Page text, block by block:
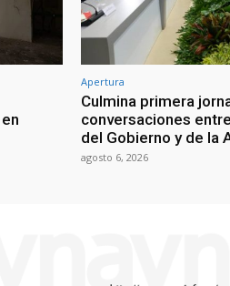
Apertura
Culmina primera
conversaciones
del Gobierno y de la
agosto 6, 2026